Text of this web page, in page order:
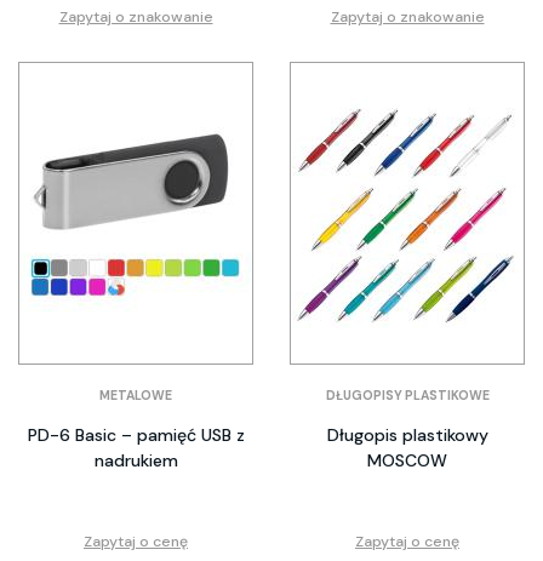
Zapytaj o znakowanie
Zapytaj o znakowanie
METALOWE
PD-6 Basic – pamięć USB z
nadrukiem
Zapytaj o cenę
DŁUGOPISY PLASTIKOWE
Długopis plastikowy
MOSCOW
Zapytaj o cenę